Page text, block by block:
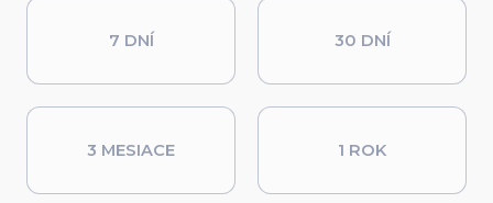
7 DNÍ 30 DNÍ
3 MESIACE 1 ROK